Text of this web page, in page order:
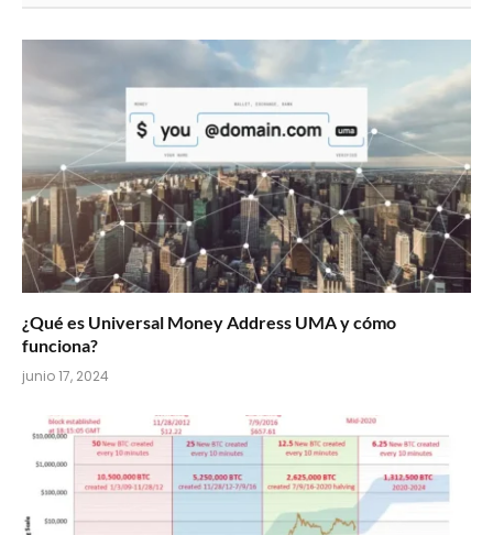
¿Qué es Universal Money Address UMA y cómo
funciona?
junio 17, 2024